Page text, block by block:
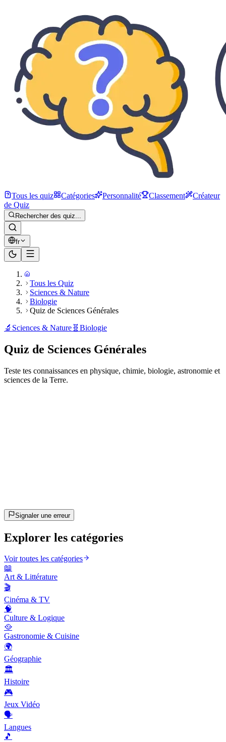
Tous les quiz Catégories Personnalité Classement
Créateur
de Quiz
Rechercher des quiz...
fr
Tous les Quiz
Sciences & Nature
Biologie
Quiz de Sciences Générales
🔬 Sciences & Nature 🧬 Biologie
Quiz de Sciences Générales
Teste tes connaissances en physique, chimie, biologie, astronomie et
sciences de la Terre.
Signaler une erreur
Explorer les catégories
Voir toutes les catégories
📖
Art & Littérature
🎬
Cinéma & TV
🧠
Culture & Logique
🥘
Gastronomie & Cuisine
🌍
Géographie
🏛️
Histoire
🎮
Jeux Vidéo
🗣️
Langues
🎵